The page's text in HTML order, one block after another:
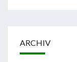
ARCHIV